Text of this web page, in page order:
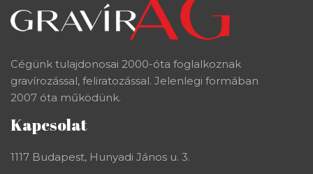
Cégünk tulajdonosai 2000-óta foglalkoznak
gravírozással, feliratozással. Jelenlegi formában
2007 óta működünk.
Kapcsolat
1117 Budapest, Hunyadi János u. 3.